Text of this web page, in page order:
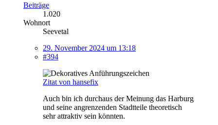
Beiträge
1.020
Wohnort
Seevetal
29. November 2024 um 13:18
#394
Zitat von hansefix
Auch bin ich durchaus der Meinung das Harburg
und seine angrenzenden Stadtteile theoretisch
sehr attraktiv sein könnten.